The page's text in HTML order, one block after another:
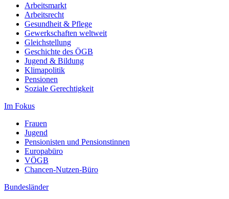
Arbeitsmarkt
Arbeitsrecht
Gesundheit & Pflege
Gewerkschaften weltweit
Gleichstellung
Geschichte des ÖGB
Jugend & Bildung
Klimapolitik
Pensionen
Soziale Gerechtigkeit
Im Fokus
Frauen
Jugend
Pensionisten und Pensionstinnen
Europabüro
VÖGB
Chancen-Nutzen-Büro
Bundesländer